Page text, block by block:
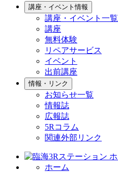
講座・イベント情報
講座・イベント一覧
講座
無料体験
リペアサービス
イベント
出前講座
情報・リンク
お知らせ一覧
情報誌
広報誌
5Rコラム
関連外部リンク
ホーム